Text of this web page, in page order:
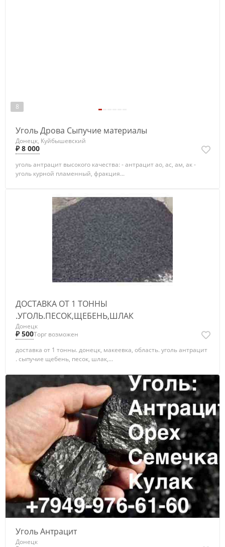
8
Уголь Дрова Сыпучие материалы
Донецк, Куйбышевский
₽ 8 000
уголь антрацит высокого качества: - антрацит ао, ас, ам, ак -
уголь курной пламенный, фракция...
ДОСТАВКА ОТ 1 ТОННЫ
.УГОЛЬ.ПЕСОК,ЩЕБЕНЬ,ШЛАК
Донецк
₽ 500Торг возможен
доставка от 1 тонны. донецк, макеевка, область. уголь антрацит
. сыпучие щебень, песок, шлак,...
Уголь Антрацит
Донецк